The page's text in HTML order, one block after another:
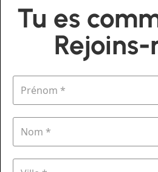
Tu es
Rejoins-